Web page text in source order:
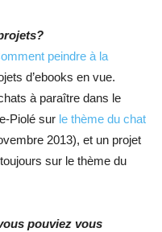
peindre à la
d’ebooks en vue.
à paraître dans le
Piolé sur le thème du chat
2013), et un projet
sur le thème du
pouviez vous